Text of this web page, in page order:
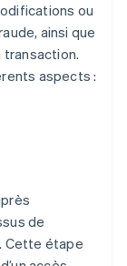
ou
ainsi que
transaction.
aspects :
de
Cette étape